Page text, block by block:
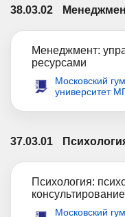
38.03.02
Менеджмент:
ресурсами
Московский
университет
37.03.01
Психология:
консультирование
Московский